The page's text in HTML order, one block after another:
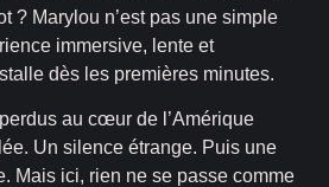
? Marylou n’est pas une simple
immersive, lente et
dès les premières minutes.
au cœur de l’Amérique
Un silence étrange. Puis une
Mais ici, rien ne se passe comme